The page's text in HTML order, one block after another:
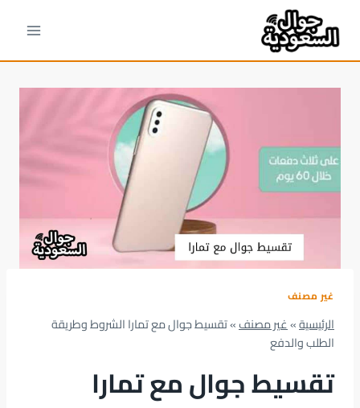
المحتوى
غير مصنف
الرئيسية»غير مصنف»تقسيط جوال مع تمارا الشروط وطريقة
الطلب والدفع
تقسيط جوال مع تمارا